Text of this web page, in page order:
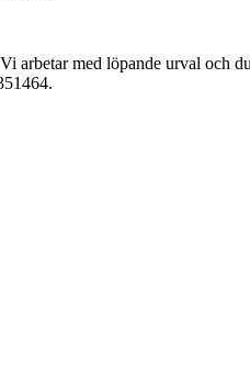
arbetar med löpande urval och